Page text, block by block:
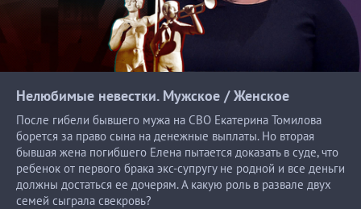
Нелюбимые невестки. Мужское /Женское
После гибели бывшего мужа на СВО Екатерина Томилова
борется за право сына на денежные выплаты. Но вторая
бывшая жена погибшего Елена пытается доказать в суде, что
ребенок от первого брака экс-супругу не родной и все деньги
должны достаться ее дочерям. А какую роль в развале двух
семей сыграла свекровь?